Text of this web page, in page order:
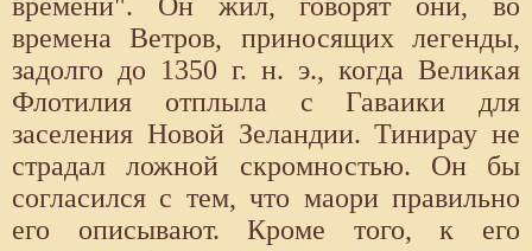
времена Ветров, приносящих легенды,
задолго до 1350 г. н. э., когда Великая
Флотилия отплыла с Гаваики для
заселения Новой Зеландии. Тинирау не
страдал ложной скромностью. Он бы
согласился с тем, что маори правильно
его описывают. Кроме того, к его